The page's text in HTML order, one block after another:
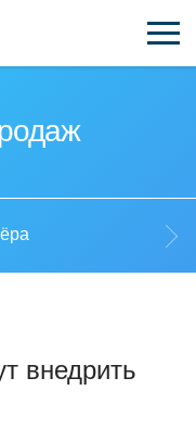
внедрить